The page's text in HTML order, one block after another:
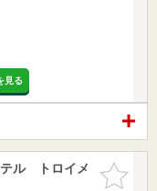
見る
お気に入
りに追加
テル トロイメ